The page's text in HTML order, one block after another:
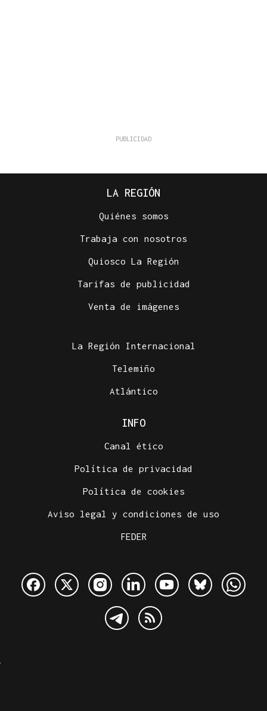
LA REGIÓN
Quiénes somos
Trabaja con nosotros
Quiosco La Región
Tarifas de publicidad
Venta de imágenes
La Región Internacional
Telemiño
Atlántico
INFO
Canal ético
Política de privacidad
Política de cookies
Aviso legal y condiciones de uso
FEDER